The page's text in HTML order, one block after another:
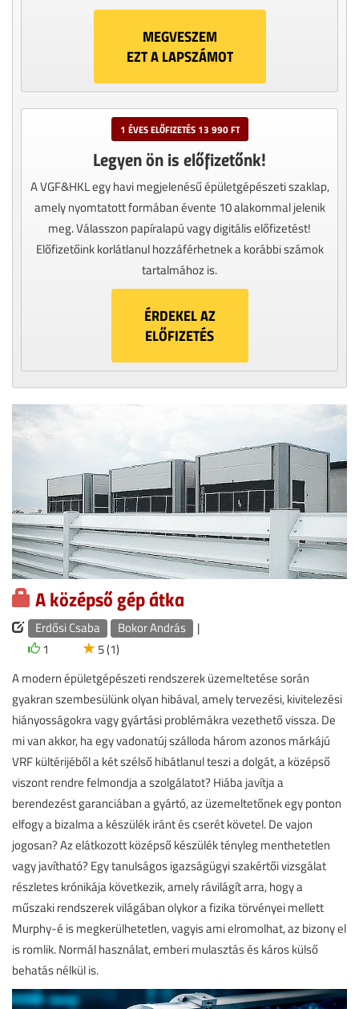
MEGVESZEM
EZT A LAPSZÁMOT
1 ÉVES ELŐFIZETÉS 13 990 FT
Legyen ön is előfizetőnk!
A VGF&HKL egy havi megjelenésű épületgépészeti szaklap,
amely nyomtatott formában évente 10 alakommal jelenik
meg. Válasszon papíralapú vagy digitális előfizetést!
Előfizetőink korlátlanul hozzáférhetnek a korábbi számok
tartalmához is.
ÉRDEKEL AZ
ELŐFIZETÉS
A középső gép átka
Erdősi Csaba Bokor András
|
1
5 (1)
A modern épületgépészeti rendszerek üzemeltetése során
gyakran szembesülünk olyan hibával, amely tervezési, kivitelezési
hiányosságokra vagy gyártási problémákra vezethető vissza. De
mi van akkor, ha egy vadonatúj szálloda három azonos márkájú
VRF kültérijéből a két szélső hibátlanul teszi a dolgát, a középső
viszont rendre felmondja a szolgálatot? Hiába javítja a
berendezést garanciában a gyártó, az üzemeltetőnek egy ponton
elfogy a bizalma a készülék iránt és cserét követel. De vajon
jogosan? Az elátkozott középső készülék tényleg menthetetlen
vagy javítható? Egy tanulságos igazságügyi szakértői vizsgálat
részletes krónikája következik, amely rávilágít arra, hogy a
műszaki rendszerek világában olykor a fizika törvényei mellett
Murphy-é is megkerülhetetlen, vagyis ami elromolhat, az bizony el
is romlik. Normál használat, emberi mulasztás és káros külső
behatás nélkül is.